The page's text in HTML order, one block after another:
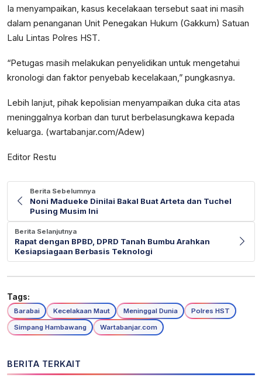
Ia menyampaikan, kasus kecelakaan tersebut saat ini masih
dalam penanganan Unit Penegakan Hukum (Gakkum) Satuan
Lalu Lintas Polres HST.
“Petugas masih melakukan penyelidikan untuk mengetahui
kronologi dan faktor penyebab kecelakaan,” pungkasnya.
Lebih lanjut, pihak kepolisian menyampaikan duka cita atas
meninggalnya korban dan turut berbelasungkawa kepada
keluarga. (wartabanjar.com/Adew)
Editor Restu
Berita Sebelumnya
Noni Madueke Dinilai Bakal Buat Arteta dan Tuchel
Pusing Musim Ini
Berita Selanjutnya
Rapat dengan BPBD, DPRD Tanah Bumbu Arahkan
Kesiapsiagaan Berbasis Teknologi
Tags:
Barabai Kecelakaan Maut Meninggal Dunia
Polres HST
Simpang Hambawang
Wartabanjar.com
BERITA TERKAIT